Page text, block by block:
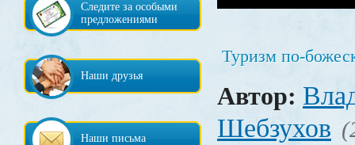
Следите за особыми
предложениями
Наши друзья
Наши письма
Туризм по-
Автор:
Шебзухов